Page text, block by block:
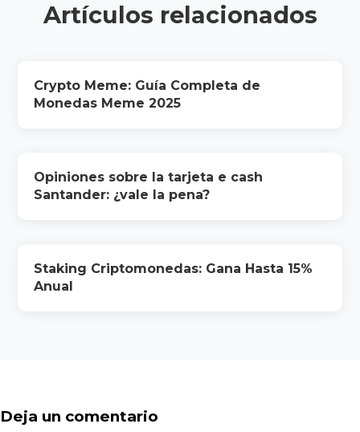
Artículos relacionados
Crypto Meme: Guía Completa de
Monedas Meme 2025
Opiniones sobre la tarjeta e cash
Santander: ¿vale la pena?
Staking Criptomonedas: Gana Hasta 15%
Anual
Deja un comentario